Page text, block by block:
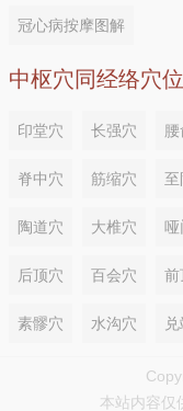
冠心病按摩图解
中枢穴同经络穴位
印堂穴 长强穴 腰
脊中穴 筋缩穴 至
陶道穴 大椎穴 哑
后顶穴 百会穴 前
素髎穴 水沟穴
本站内容仅